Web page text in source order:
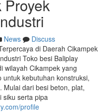
News
Discuss
di Daerah Cikampek
Toko besi Baliplay
wilayah Cikampek yang
kebutuhan konstruksi,
dari besi beton, plat,
siku serta pipa
profile